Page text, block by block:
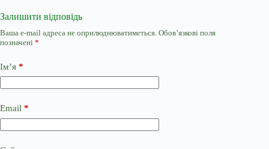
Залишити відповідь
Ваша e-mail адреса не оприлюднюватиметься. Обов’язкові поля
позначені *
Ім’я *
Email *